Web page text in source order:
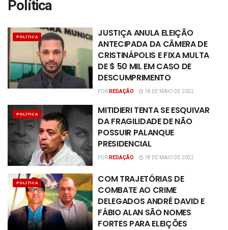
Política
POLÍTICA
JUSTIÇA ANULA ELEIÇÃO
ANTECIPADA DA CÂMERA DE
CRISTINÁPOLIS E FIXA MULTA
DE $ 50 MIL EM CASO DE
DESCUMPRIMENTO
PORREDAÇÃO 18 DE MAIO DE 2022
POLÍTICA
MITIDIERI TENTA SE ESQUIVAR
DA FRAGILIDADE DE NÃO
POSSUIR PALANQUE
PRESIDENCIAL
PORREDAÇÃO 18 DE MAIO DE 2022
POLÍTICA
COM TRAJETÓRIAS DE
COMBATE AO CRIME
DELEGADOS ANDRÉ DAVID E
FÁBIO ALAN SÃO NOMES
FORTES PARA ELEIÇÕES